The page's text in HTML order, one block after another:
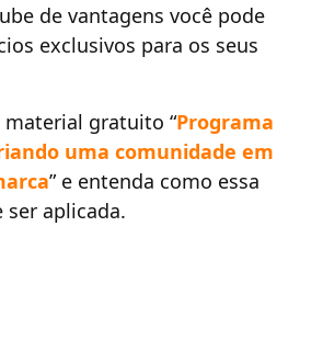
de vantagens você pode
exclusivos para os seus
material gratuito “Programa
uma comunidade em
” e entenda como essa
aplicada.